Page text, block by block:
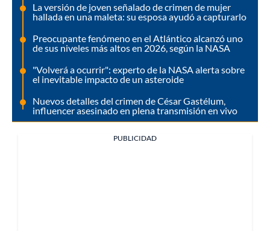
La versión de joven señalado de crimen de mujer
hallada en una maleta: su esposa ayudó a capturarlo
Preocupante fenómeno en el Atlántico alcanzó uno
de sus niveles más altos en 2026, según la NASA
"Volverá a ocurrir": experto de la NASA alerta sobre
el inevitable impacto de un asteroide
Nuevos detalles del crimen de César Gastélum,
influencer asesinado en plena transmisión en vivo
PUBLICIDAD